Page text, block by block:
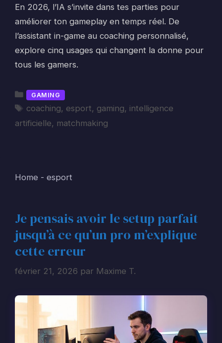
En 2026, l’IA s’invite dans tes parties pour
améliorer ton gameplay en temps réel. De
l’assistant in-game au coaching personnalisé,
explore cinq usages qui changent la donne pour
tous les gamers.
Catégories
GAMING
Étiquettes
coaching, esport, gaming, intelligence
artificielle, matchmaking
Home - esport
Je pensais avoir le setup parfait
jusqu’à ce qu’un pro m’explique
cette erreur
février 21, 2026 par Maxime T.